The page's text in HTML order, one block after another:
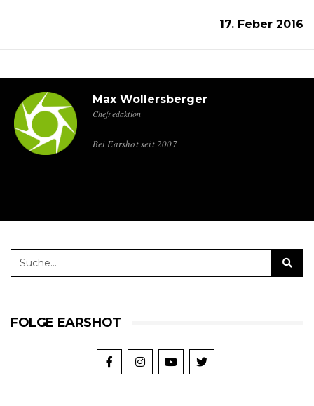
17. Feber 2016
Max Wollersberger
Chefredaktion
Bei Earshot seit 2007
FOLGE EARSHOT